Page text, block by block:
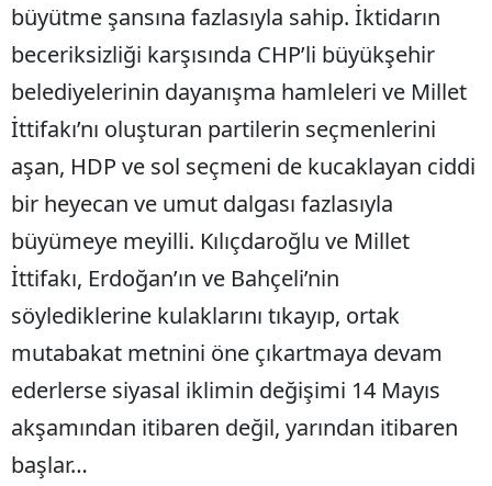
büyütme şansına fazlasıyla sahip. İktidarın
beceriksizliği karşısında CHP’li büyükşehir
belediyelerinin dayanışma hamleleri ve Millet
İttifakı’nı oluşturan partilerin seçmenlerini
aşan, HDP ve sol seçmeni de kucaklayan ciddi
bir heyecan ve umut dalgası fazlasıyla
büyümeye meyilli. Kılıçdaroğlu ve Millet
İttifakı, Erdoğan’ın ve Bahçeli’nin
söylediklerine kulaklarını tıkayıp, ortak
mutabakat metnini öne çıkartmaya devam
ederlerse siyasal iklimin değişimi 14 Mayıs
akşamından itibaren değil, yarından itibaren
başlar…